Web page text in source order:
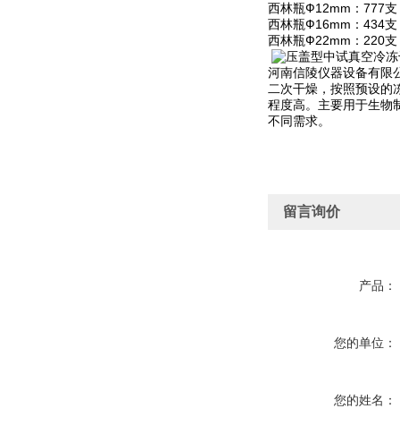
西林瓶Ф12mm：777支
西林瓶Ф16mm：434支
西林瓶Ф22mm：220支
河南信陵仪器设备有限
二次干燥，按照预设的
程度高。主要用于生物
不同需求。
留言询价
产品：
您的单位：
您的姓名：